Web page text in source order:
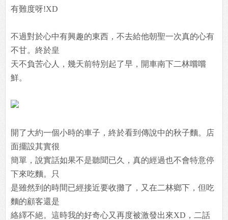
有難度呀!XD
不過對於心中有興趣的東西，不去給他朝聖一次真的心有
不甘。終於皇
天不負苦心人，幾天前特別起了早，開車南下二林嚐嚐
鮮。
開了大約一個小時的車子，終於看到傳說中的秋子麵。店
面擺設其實很
簡單，說實話如果不是聽聞已久，真的經過也不會特意停
下來吃麵。只
是雖然到的時間已經接近要收攤了，又在二林鄉下，但吃
麵的顧客還是
絡繹不絕。這時我的好奇心又再度被激發出來XD，二話